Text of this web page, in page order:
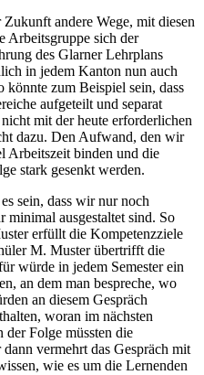
andere Wege, mit diesen
Arbeitsgruppe sich der
des Glarner Lehrplans
in jedem Kanton nun auch
könnte zum Beispiel sein, dass
aufgeteilt und separat
mit der heute erforderlichen
dazu. Den Aufwand, den wir
Arbeitszeit binden und die
stark gesenkt werden.
sein, dass wir nur noch
minimal ausgestaltet sind. So
erfüllt die Kompetenzziele
M. Muster übertrifft die
würde in jedem Semester ein
an dem man bespreche, wo
an diesem Gespräch
woran im nächsten
der Folge müssten die
vermehrt das Gespräch mit
wie es um die Lernenden